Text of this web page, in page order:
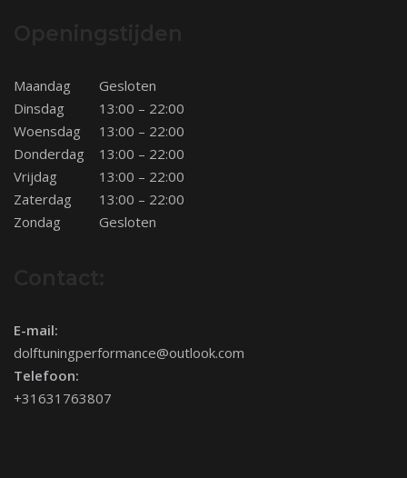
Maandag
Gesloten
Dinsdag
13:00 – 22:00
Woensdag
13:00 – 22:00
Donderdag
13:00 – 22:00
Vrijdag
13:00 – 22:00
Zaterdag
13:00 – 22:00
Zondag
Gesloten
E-mail:
dolftuningperformance@outlook.com
Telefoon:
+31631763807